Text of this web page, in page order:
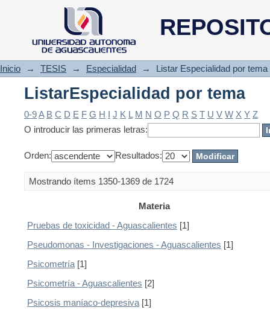
ListarEspecialidad por tema
Inicio → TESIS → Especialidad → Listar Especialidad por tema
ListarEspecialidad por tema
0-9A B C D E F G H I J K L M N O P Q R S T U V W X Y Z
O introducir las primeras letras:
Orden: Resultados:
Mostrando ítems 1350-1369 de 1724
Materia
Pruebas de toxicidad - Aguascalientes [1]
Pseudomonas - Investigaciones - Aguascalientes [1]
Psicometría [1]
Psicometría - Aguascalientes [2]
Psicosis maníaco-depresiva [1]